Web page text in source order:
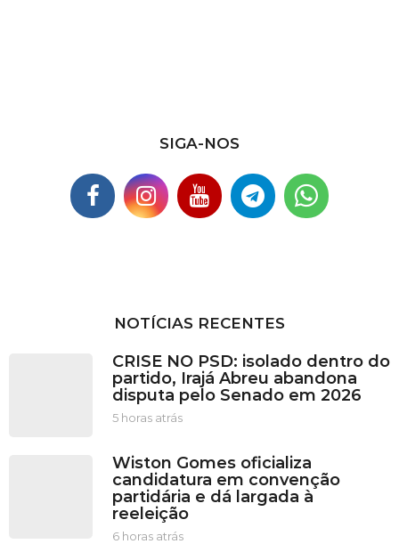
SIGA-NOS
NOTÍCIAS RECENTES
CRISE NO PSD: isolado dentro do
partido, Irajá Abreu abandona
disputa pelo Senado em 2026
5 horas atrás5
r
a
s
a
t
Wiston Gomes oficializa
candidatura em convenção
partidária e dá largada à
reeleição
6 horas atrás6